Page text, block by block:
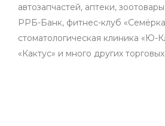
автозапчастей, аптеки,
РРБ-Банк, фитнес-клуб
стоматологическая клиника «Ю-
«Кактус» и много других